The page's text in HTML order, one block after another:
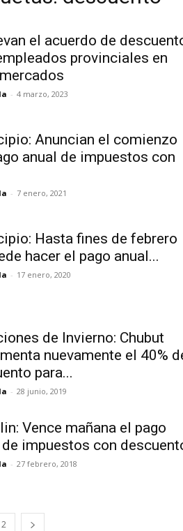
el acuerdo de
provinciales en
- 4 marzo, 2023
Anuncian el comienzo
anual de impuestos con
- 7 enero, 2021
Hasta fines de febrero
hacer el pago anual...
- 17 enero, 2020
de Invierno: Chubut
nuevamente el 40%
para...
- 28 junio, 2019
Vence mañana el pago
de impuestos con
- 27 febrero, 2018
2